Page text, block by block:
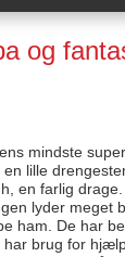
og
mindste
en lille
en farlig
lyder meget
ham. De har
har brug for